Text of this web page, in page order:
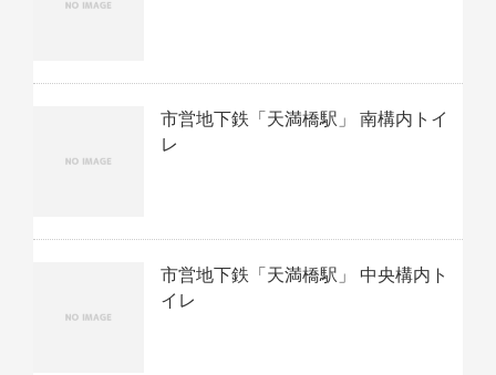
市営地下鉄「天満橋駅」 南構内トイ
レ
市営地下鉄「天満橋駅」 中央構内ト
イレ